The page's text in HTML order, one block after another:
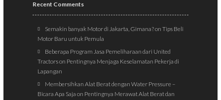
Recent Comments
Semakin banyak Motor di Jakarta, Gimana?onTips Beli
Motor Baru untuk Pemula
Beberapa Program Jasa Pemeliharaan dari United
Tractorson Pentingnya Menjaga Keselamatan Pekerja di
Lapangan
Membersihkan Alat Berat dengan Water Pressure –
Bicara Apa Saja on Pentingnya Merawat Alat Berat dan